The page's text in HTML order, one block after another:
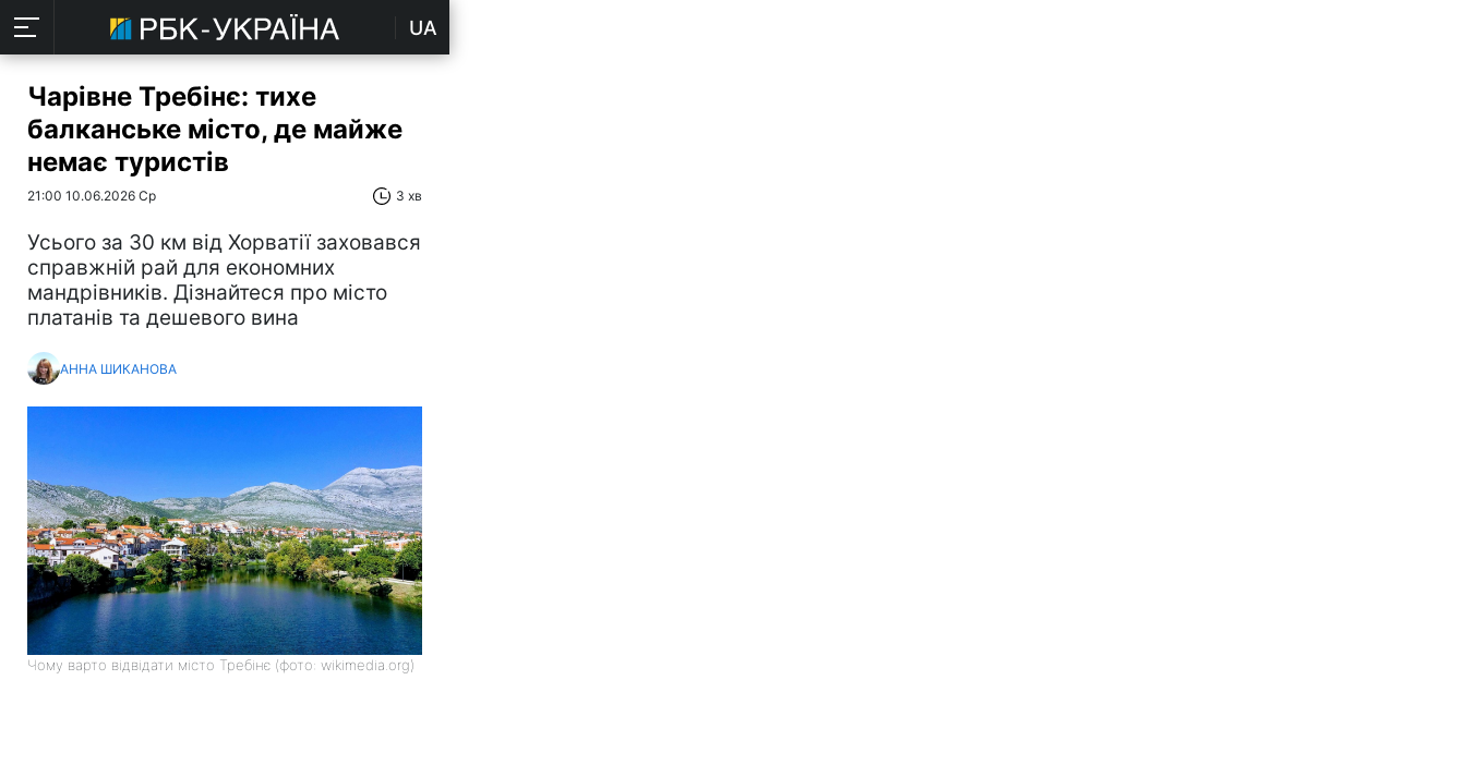
UA
Чарівне Требінє: тихе
балканське місто, де майже
немає туристів
21:00 10.06.2026 Ср 3 хв
Усього за 30 км від Хорватії заховався
справжній рай для економних
мандрівників. Дізнайтеся про місто
платанів та дешевого вина
АННА ШИКАНОВА
Чому варто відвідати місто Требінє (фото: wikimedia.org)